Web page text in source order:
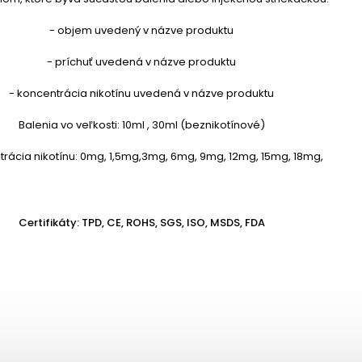
- objem uvedený v názve produktu
- príchuť uvedená v názve produktu
- koncentrácia nikotínu uvedená v názve produktu
Balenia vo veľkosti: 10ml , 30ml (beznikotínové)
nikotínu: 0mg, 1,5mg,3mg, 6mg, 9mg, 12mg, 15mg, 18mg,
Certifikáty: TPD, CE, ROHS, SGS, ISO, MSDS, FDA